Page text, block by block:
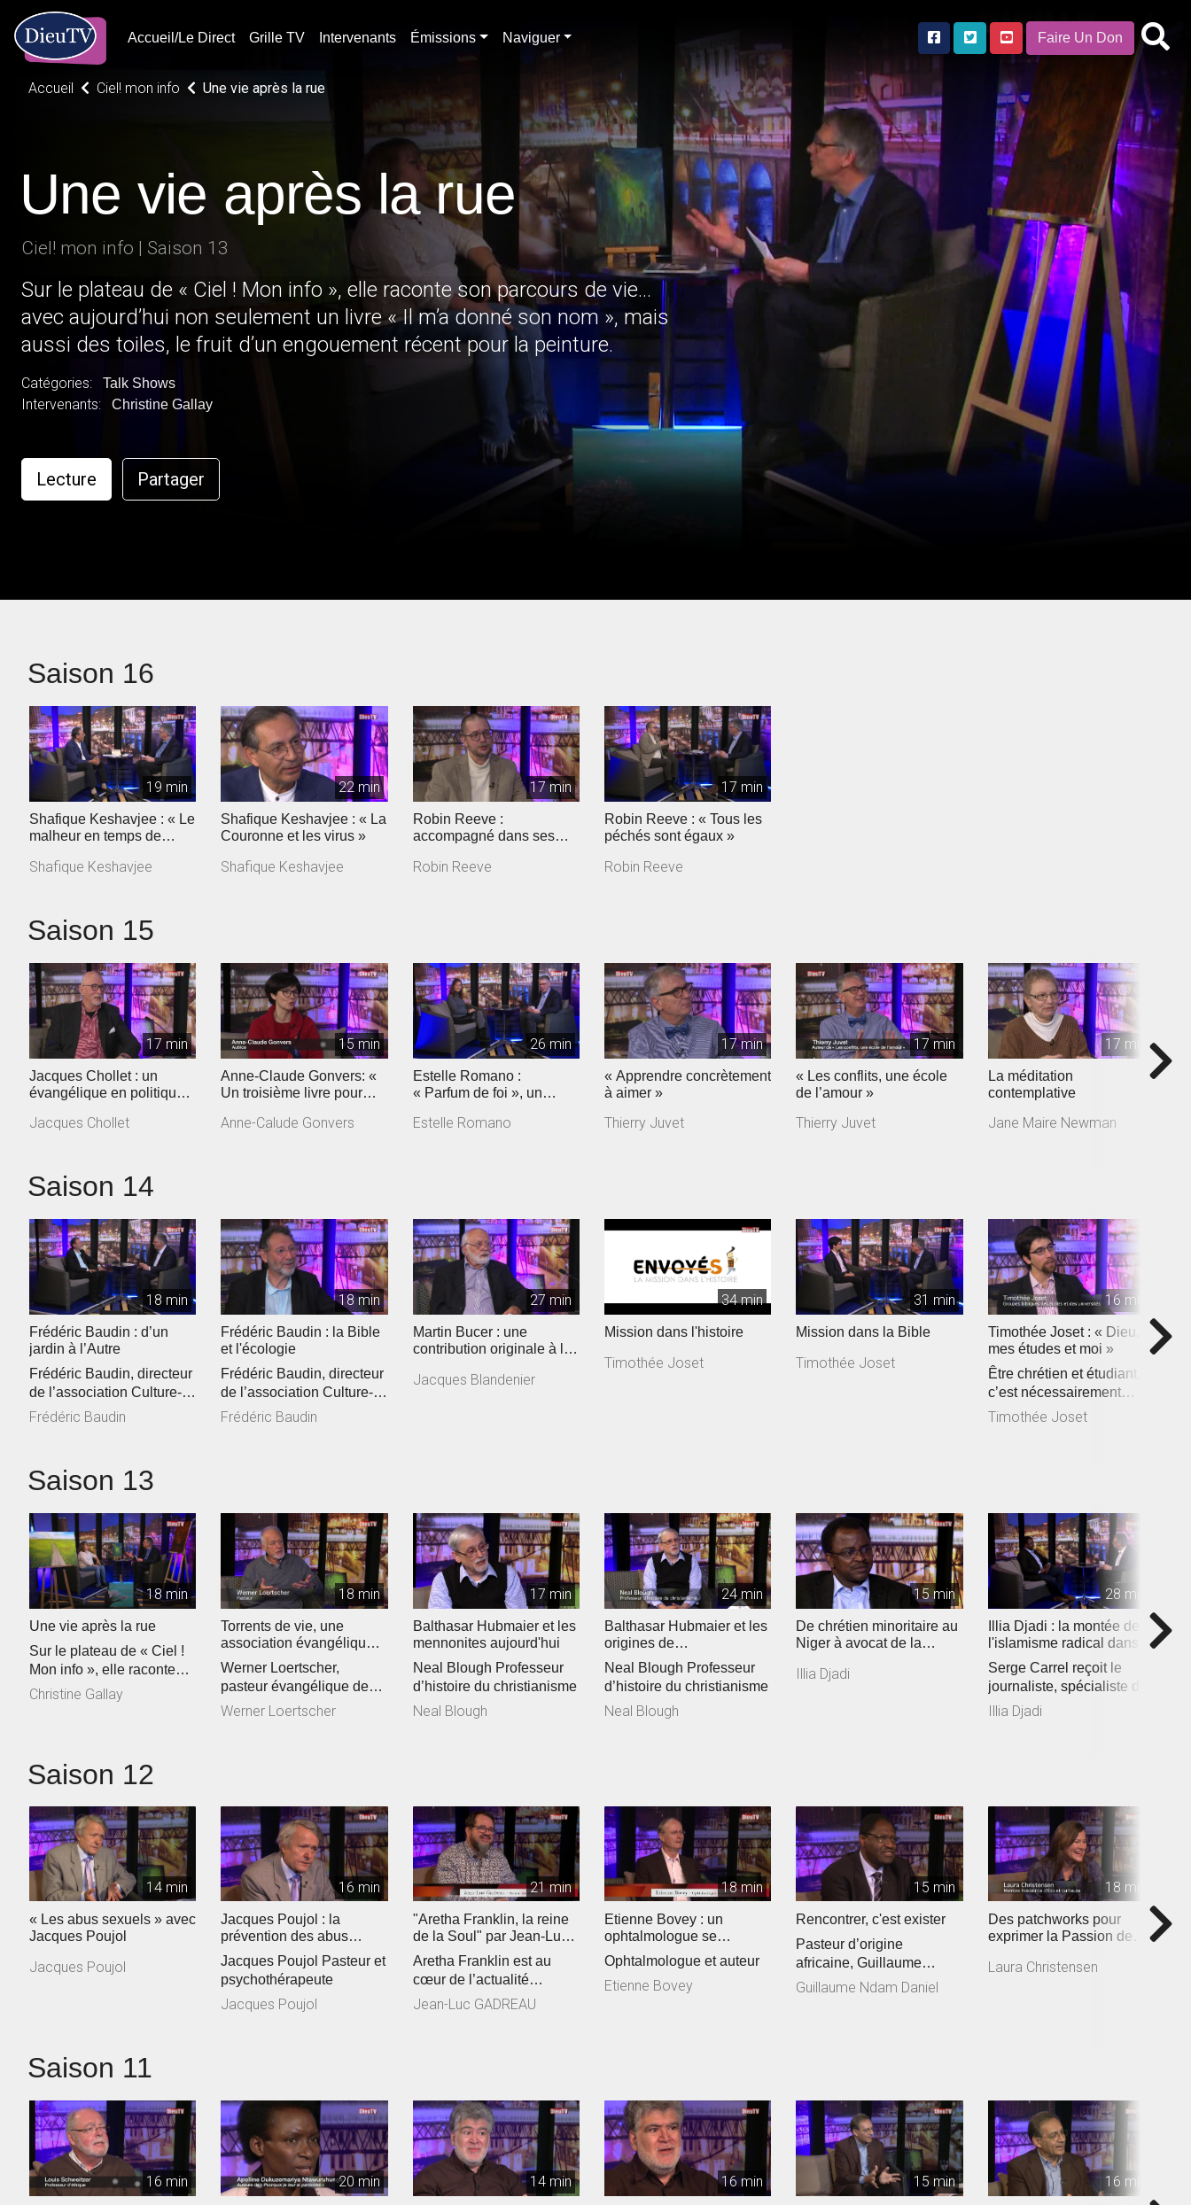
Accueil/Le Direct Grille TV Intervenants Émissions Naviguer Faire Un Don
Accueil Ciel! mon info Une vie après la rue
Une vie après la rue
Ciel! mon info | Saison 13
Sur le plateau de « Ciel ! Mon info », elle raconte son parcours de vie…
avec aujourd’hui non seulement un livre « Il m’a donné son nom », mais
aussi des toiles, le fruit d’un engouement récent pour la peinture.
Catégories: Talk Shows
Intervenants: Christine Gallay
Lecture Partager
Saison 16
19 min
Shafique Keshavjee : « Le
malheur en temps de
Shafique Keshavjee
22 min
Shafique Keshavjee : « La
Couronne et les virus »
Shafique Keshavjee
17 min
Robin Reeve :
accompagné dans ses
Robin Reeve
17 min
Robin Reeve : « Tous les
péchés sont égaux »
Robin Reeve
Saison 15
17 min
Jacques Chollet : un
évangélique en politique
Jacques Chollet
15 min
Anne-Claude Gonvers: «
Un troisième livre pour
»
Anne-Calude Gonvers
26 min
Estelle Romano :
« Parfum de foi », un
Jeunesse en mission
Estelle Romano
17 min
« Apprendre concrètement
à aimer »
Thierry Juvet
17 min
« Les conflits, une école
de l’amour »
Thierry Juvet
17 min
La méditation
contemplative
Jane Maire Newman
Saison 14
18 min
Frédéric Baudin : d’un
jardin à l’Autre
Frédéric Baudin, directeur
de l’association Culture-
Environnement-Médias
Frédéric Baudin
18 min
Frédéric Baudin : la Bible
et l'écologie
Frédéric Baudin, directeur
de l’association Culture-
Environnement-Médias
Frédéric Baudin
27 min
Martin Bucer : une
contribution originale à la
Jacques Blandenier
34 min
Mission dans l'histoire
Timothée Joset
31 min
Mission dans la Bible
Timothée Joset
16 min
Timothée Joset : « Dieu,
mes études et moi »
Être chrétien et étudiant,
c’est nécessairement
assister à la rencontre e...
Timothée Joset
Saison 13
18 min
Une vie après la rue
Sur le plateau de « Ciel !
Mon info », elle raconte
son parcours de vie… ...
Christine Gallay
18 min
Torrents de vie, une
association évangélique
sur la sellette ?
Werner Loertscher,
pasteur évangélique de
L’association Torrents de
Werner Loertscher
17 min
Balthasar Hubmaier et les
mennonites aujourd'hui
Neal Blough Professeur
d’histoire du christianisme
Neal Blough
24 min
Balthasar Hubmaier et les
origines de
l'anabaptisme »
Neal Blough Professeur
d’histoire du christianisme
Neal Blough
15 min
De chrétien minoritaire au
Niger à avocat de la
Illia Djadi
28 min
Illia Djadi : la montée de
l'islamisme radical dans
les pays du Sahel
Serge Carrel reçoit le
journaliste, spécialiste de
l’Afrique de l’Ouest Mo...
Illia Djadi
Saison 12
14 min
« Les abus sexuels » avec
Jacques Poujol
Jacques Poujol
16 min
Jacques Poujol : la
prévention des abus
sexuels dans les Eglises
Jacques Poujol Pasteur et
psychothérapeute
Jacques Poujol
21 min
"Aretha Franklin, la reine
de la Soul" par Jean-Luc
Gadreau
Aretha Franklin est au
cœur de l’actualité
culturelle. Jean-Luc
Jean-Luc GADREAU
18 min
Etienne Bovey : un
ophtalmologue se
passionne pour la
théologie
Ophtalmologue et auteur
Etienne Bovey
15 min
Rencontrer, c'est exister
Pasteur d’origine
africaine, Guillaume
Ndam Daniel croit aux
Guillaume Ndam Daniel
18 min
Des patchworks pour
exprimer la Passion de
Laura Christensen
Saison 11
16 min 20 min 14 min 16 min 15 min 16 min